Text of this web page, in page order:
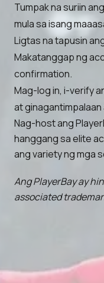
Tumpak na suriin
mula sa isang
Ligtas na tapusin
Makatanggap ng
confirmation.
Mag-log in, i-verify
at
Nag-host ang
hanggang sa elite
ang variety ng mga
Ang PlayerBay ay
associated